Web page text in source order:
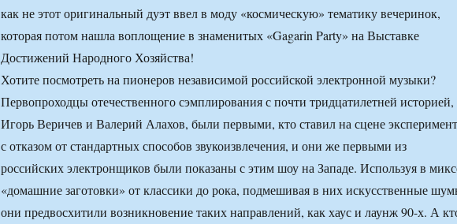
как не этот оригинальный дуэт ввел в моду «космическую» тематику вечеринок,
которая потом нашла воплощение в знаменитых «Gagarin Party» на Выставке
Достижений Народного Хозяйства!
Хотите посмотреть на пионеров независимой российской электронной музыки?
Первопроходцы отечественного сэмплирования с почти тридцатилетней историей,
Игорь Веричев и Валерий Алахов, были первыми, кто ставил на сцене
с отказом от стандартных способов звукоизвлечения, и они же первыми из
российских электронщиков были показаны с этим шоу на Западе. Используя в
«домашние заготовки» от классики до рока, подмешивая в них искусственные
они предвосхитили возникновение таких направлений, как хаус и лаунж 90-х. А